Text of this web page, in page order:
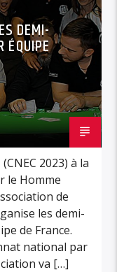
DEMI-
ÉQUIPE
2023) à la
le Homme
de
les demi-
de France.
national par
va […]